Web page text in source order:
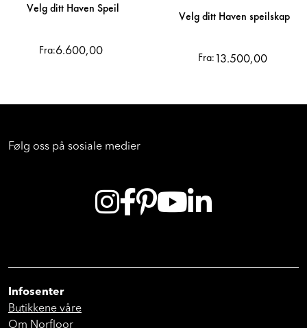
Velg ditt Haven Speil
Fra:6.600,00
Velg ditt Haven speilskap
Fra:13.500,00
Følg oss på sosiale medier
Infosenter
Butikkene våre
Om Norfloor